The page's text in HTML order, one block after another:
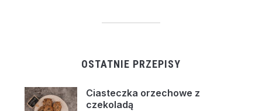
OSTATNIE PRZEPISY
Ciasteczka orzechowe z
czekoladą